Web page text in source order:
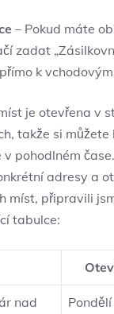
– Pokud máte
zadat
k
je otevřena v
takže si můžete
pohodlném
adresy a
míst, připravili
tabulce:
nad